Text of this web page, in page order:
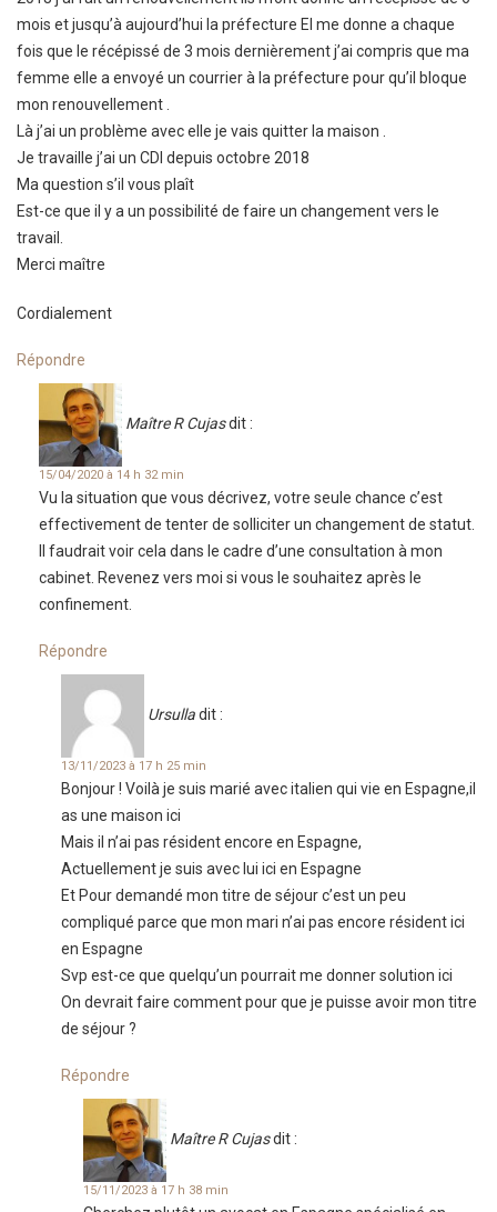
mois et jusqu’à aujourd’hui la préfecture El me donne a chaque
fois que le récépissé de 3 mois dernièrement j’ai compris que ma
femme elle a envoyé un courrier à la préfecture pour qu’il bloque
mon renouvellement .
Là j’ai un problème avec elle je vais quitter la maison .
Je travaille j’ai un CDI depuis octobre 2018
Ma question s’il vous plaît
Est-ce que il y a un possibilité de faire un changement vers le
travail.
Merci maître
Cordialement
Répondre
Maître R Cujasdit :
15/04/2020 à 14 h 32 min
Vu la situation que vous décrivez, votre seule chance c’est
effectivement de tenter de solliciter un changement de statut.
Il faudrait voir cela dans le cadre d’une consultation à mon
cabinet. Revenez vers moi si vous le souhaitez après le
confinement.
Répondre
Ursulladit :
13/11/2023 à 17 h 25 min
Bonjour ! Voilà je suis marié avec italien qui vie en Espagne,il
as une maison ici
Mais il n’ai pas résident encore en Espagne,
Actuellement je suis avec lui ici en Espagne
Et Pour demandé mon titre de séjour c’est un peu
compliqué parce que mon mari n’ai pas encore résident ici
en Espagne
Svp est-ce que quelqu’un pourrait me donner solution ici
On devrait faire comment pour que je puisse avoir mon titre
de séjour ?
Répondre
Maître R Cujasdit :
15/11/2023 à 17 h 38 min